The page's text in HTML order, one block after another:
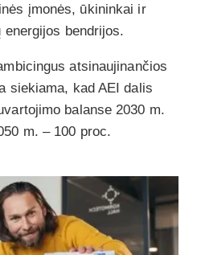
įmonės, ūkininkai ir
bendrijos.
atsinaujinančios
siekiama, kad AEI dalis
balanse 2030 m.
m. – 100 proc.